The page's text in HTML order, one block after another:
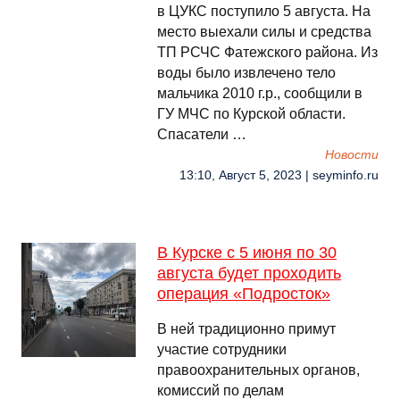
в ЦУКС поступило 5 августа. На
место выехали силы и средства
ТП РСЧС Фатежского района. Из
воды было извлечено тело
мальчика 2010 г.р., сообщили в
ГУ МЧС по Курской области.
Спасатели …
Новости
13:10, Август 5, 2023 | seyminfo.ru
В Курске с 5 июня по 30
августа будет проходить
операция «Подросток»
В ней традиционно примут
участие сотрудники
правоохранительных органов,
комиссий по делам